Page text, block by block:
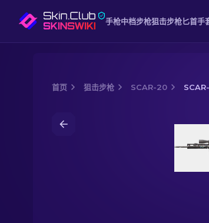
手枪中档步枪狙击步枪 匕首手
首页 狙击步枪 SCAR-20